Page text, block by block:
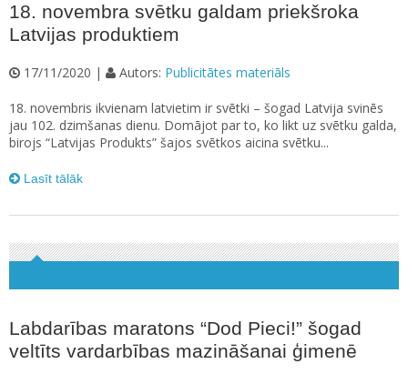
18. novembra svētku galdam priekšroka
Latvijas produktiem
17/11/2020 | Autors: Publicitātes materiāls
18. novembris ikvienam latvietim ir svētki – šogad Latvija svinēs
jau 102. dzimšanas dienu. Domājot par to, ko likt uz svētku galda,
birojs “Latvijas Produkts” šajos svētkos aicina svētku...
Lasīt tālāk
Labdarības maratons “Dod Pieci!” šogad
veltīts vardarbības mazināšanai ģimenē